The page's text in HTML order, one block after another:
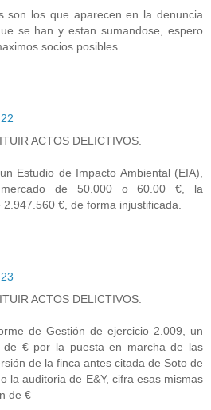
son los que aparecen en la denuncia
se han y estan sumandose, espero
socios posibles.
ACTOS DELICTIVOS.
Estudio de Impacto Ambiental (EIA),
de 50.000 o 60.00 €, la
€, de forma injustificada.
ACTOS DELICTIVOS.
de Gestión de ejercicio 2.009, un
de € por la puesta en marcha de las
de la finca antes citada de Soto de
la auditoria de E&Y, cifra esas mismas
de €